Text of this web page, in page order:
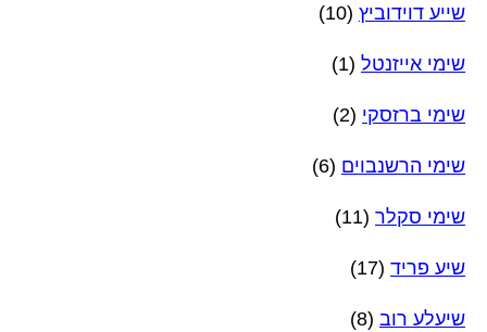
שייע דוידוביץ (10)
שימי אייזנטל (1)
שימי ברזסקי (2)
שימי הרשנבוים (6)
שימי סקלר (11)
שיע פריד (17)
שיעלע רוב (8)